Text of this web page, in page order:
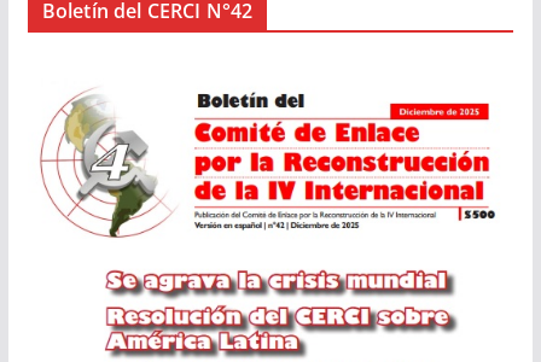
Boletín del CERCI N°42